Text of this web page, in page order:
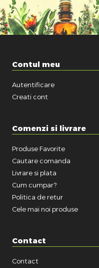
Contul meu
Autentificare
Creati cont
Comenzi si livrare
Produse Favorite
Cautare comanda
Livrare si plata
Cum cumpar?
Politica de retur
Cele mai noi produse
Contact
Contact